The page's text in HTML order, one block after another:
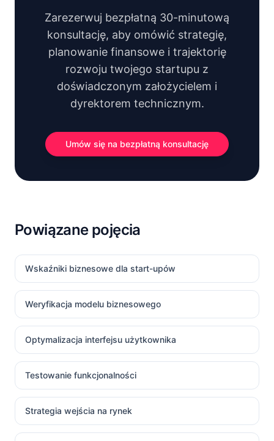
Zarezerwuj bezpłatną 30-minutową
konsultację, aby omówić strategię,
planowanie finansowe i trajektorię
rozwoju twojego startupu z
doświadczonym założycielem i
dyrektorem technicznym.
Umów się na bezpłatną konsultację
Powiązane pojęcia
Wskaźniki biznesowe dla start-upów
Weryfikacja modelu biznesowego
Optymalizacja interfejsu użytkownika
Testowanie funkcjonalności
Strategia wejścia na rynek